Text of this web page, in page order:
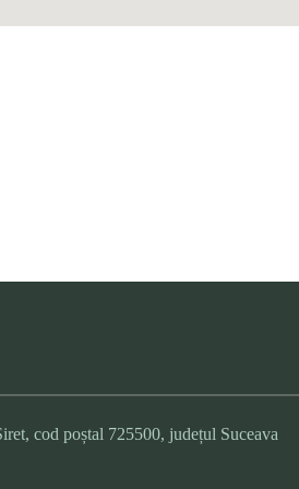
cod poștal 725500, județul Suceava